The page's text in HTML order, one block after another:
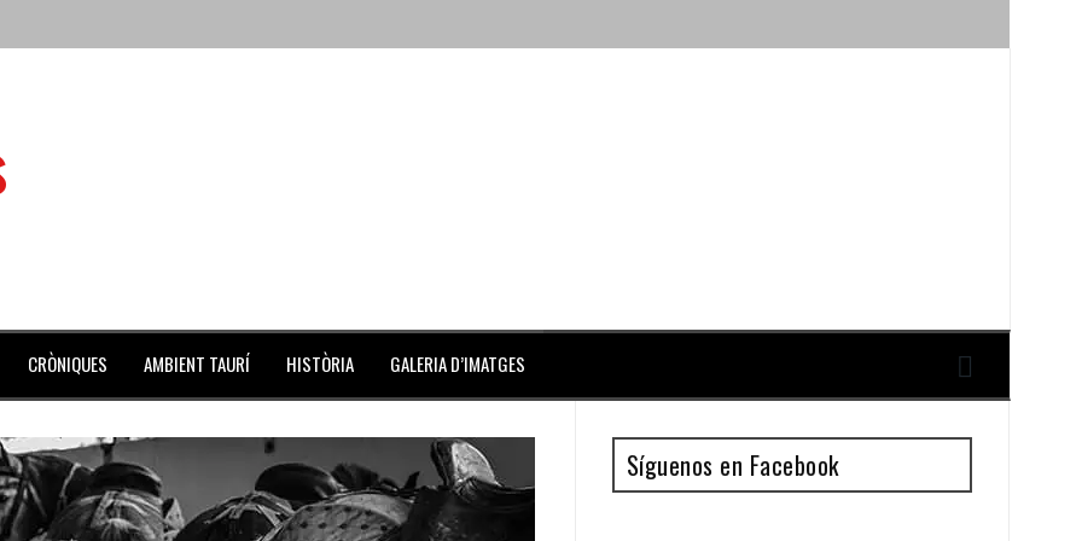
de julio repleto de actividades
Coliseo Balear
CRÒNIQUES AMBIENT TAURÍ HISTÒRIA GALERIA D’IMATGES
Síguenos en Facebook